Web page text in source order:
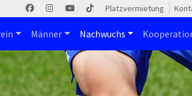
Platzvermietung
Männer Nachwuchs